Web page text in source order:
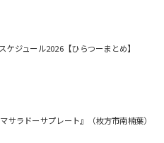
ケジュール2026【ひらつーまとめ】
マサラドーサプレート』（枚方市南楠葉）